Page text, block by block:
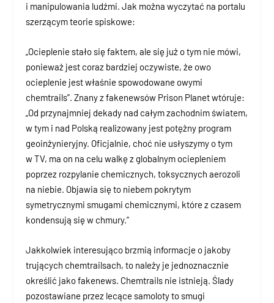
i manipulowania ludźmi. Jak można wyczytać na portalu
szerzącym teorie spiskowe:
„Ocieplenie stało się faktem, ale się już o tym nie mówi,
ponieważ jest coraz bardziej oczywiste, że owo
ocieplenie jest właśnie spowodowane owymi
chemtrails”. Znany z fakenewsów Prison Planet wtóruje:
„Od przynajmniej dekady nad całym zachodnim światem,
w tym i nad Polską realizowany jest potężny program
geoinżynieryjny. Oficjalnie, choć nie usłyszymy o tym
w TV, ma on na celu walkę z globalnym ociepleniem
poprzez rozpylanie chemicznych, toksycznych aerozoli
na niebie. Objawia się to niebem pokrytym
symetrycznymi smugami chemicznymi, które z czasem
kondensują się w chmury.”
Jakkolwiek interesująco brzmią informacje o jakoby
trujących chemtrailsach, to należy je jednoznacznie
określić jako fakenews. Chemtrails nie istnieją. Ślady
pozostawiane przez lecące samoloty to smugi